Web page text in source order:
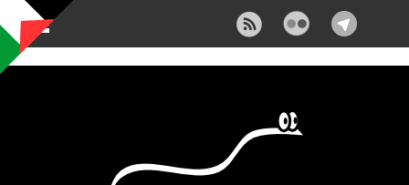
Pasar al contenido principal